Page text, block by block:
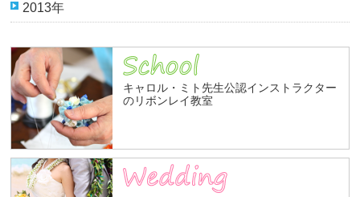
2013年
キャロル・ミト先生公認インストラクター
のリボンレイ教室